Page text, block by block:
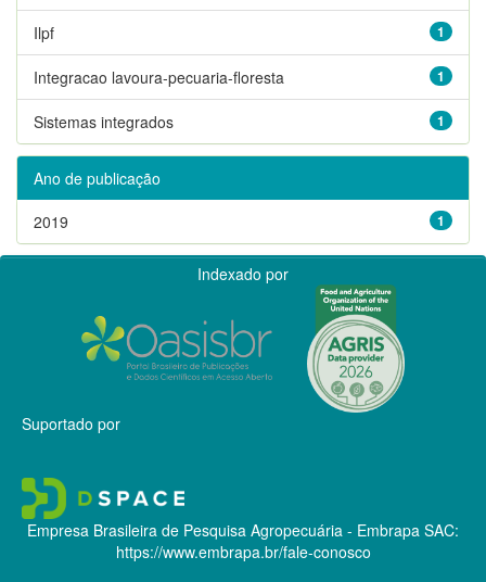
1
Ilpf
1
Integracao lavoura-pecuaria-floresta
1
Sistemas integrados
Ano de publicação
1
2019
Indexado por
Suportado por
Empresa Brasileira de Pesquisa Agropecuária - Embrapa SAC:
https://www.embrapa.br/fale-conosco